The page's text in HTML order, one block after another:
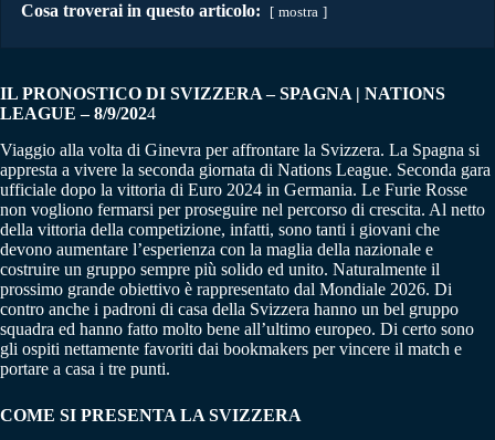
Cosa troverai in questo articolo: mostra
IL PRONOSTICO DI SVIZZERA – SPAGNA | NATIONS
LEAGUE – 8/9/2024
Viaggio alla volta di Ginevra per affrontare la Svizzera. La Spagna si
appresta a vivere la seconda giornata di Nations League. Seconda gara
ufficiale dopo la vittoria di Euro 2024 in Germania. Le Furie Rosse
non vogliono fermarsi per proseguire nel percorso di crescita. Al netto
della vittoria della competizione, infatti, sono tanti i giovani che
devono aumentare l’esperienza con la maglia della nazionale e
costruire un gruppo sempre più solido ed unito. Naturalmente il
prossimo grande obiettivo è rappresentato dal Mondiale 2026. Di
contro anche i padroni di casa della Svizzera hanno un bel gruppo
squadra ed hanno fatto molto bene all’ultimo europeo. Di certo sono
gli ospiti nettamente favoriti dai bookmakers per vincere il match e
portare a casa i tre punti.
COME SI PRESENTA LA SVIZZERA